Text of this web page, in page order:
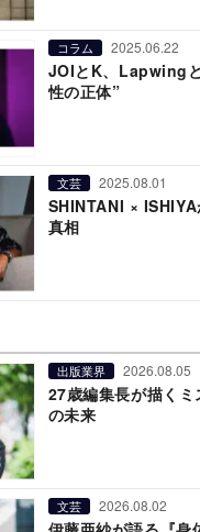
コラム 2025.06.22
JOIとK、Lapwing
性の正体”
文芸 2025.08.01
SHINTANI ×
真相
出版業界 2026.08.05
27歳編集長が描く
の未来
文芸 2026.08.02